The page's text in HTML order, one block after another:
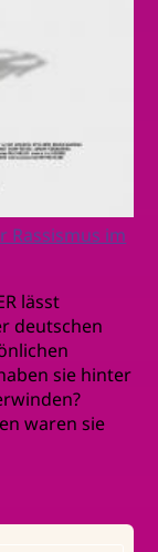
Rassismus im
lässt
deutschen
sie hinter
waren sie